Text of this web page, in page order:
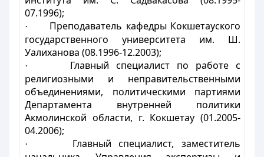
07.1996);
·
Преподаватель кафедры Кокшетауского
государственного университета им. Ш.
Уалиханова (08.1996-12.2003);
·
Главный специалист по работе с
религиозными и неправительственными
объединениями, политическими партиями
Департамента внутренней политики
Акмолинской области, г. Кокшетау (01.2005-
04.2006);
·
Главный специалист, заместитель